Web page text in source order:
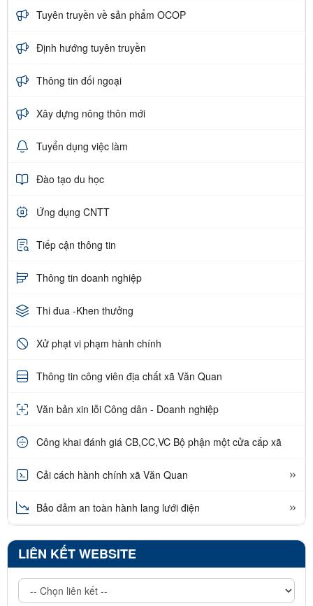
Tuyên truyền về sản phẩm OCOP
Định hướng tuyên truyền
Thông tin đối ngoại
Xây dựng nông thôn mới
Tuyển dụng việc làm
Đào tạo du học
Ứng dụng CNTT
Tiếp cận thông tin
Thông tin doanh nghiệp
Thi đua -Khen thưởng
Xử phạt vi phạm hành chính
Thông tin công viên địa chất xã Văn Quan
Văn bản xin lỗi Công dân - Doanh nghiệp
Công khai đánh giá CB,CC,VC Bộ phận một cửa cấp xã
Cải cách hành chính xã Văn Quan
Bảo đảm an toàn hành lang lưới điện
LIÊN KẾT WEBSITE